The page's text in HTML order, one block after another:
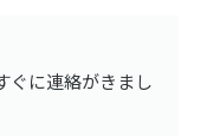
ぐに連絡がきまし